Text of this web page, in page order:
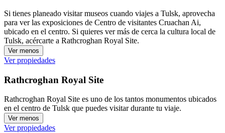
Si tienes planeado visitar museos cuando viajes a Tulsk, aprovecha
para ver las exposiciones de Centro de visitantes Cruachan Ai,
ubicado en el centro. Si quieres ver más de cerca la cultura local de
Tulsk, acércarte a Rathcroghan Royal Site.
Ver menos
Ver propiedades
Rathcroghan Royal Site
Rathcroghan Royal Site es uno de los tantos monumentos ubicados
en el centro de Tulsk que puedes visitar durante tu viaje.
Ver menos
Ver propiedades